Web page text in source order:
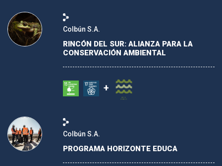
GRUPOS DE INTERÉS/BENEFICIARIOS
Colbún S.A.
RINCÓN DEL SUR: ALIANZA PARA LA
CONSERVACIÓN AMBIENTAL
+
Colbún S.A.
PROGRAMA HORIZONTE EDUCA